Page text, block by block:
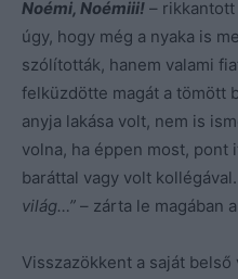
Noémi, Noémiii! –
úgy, hogy még a nyaka is
szólították, hanem valami
felküzdötte magát a tömött
anyja lakása volt, nem is
volna, ha éppen most,
baráttal vagy volt kollégával.
világ…” – zárta le magában
Visszazökkent a saját